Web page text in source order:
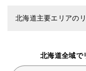
北海道主要エリアの
北海道全域で